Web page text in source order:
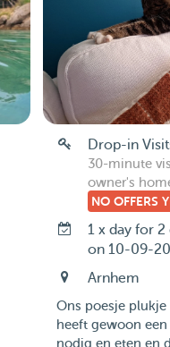
Drop-in
30-minute
owner's
NO OFFERS
1 x day for 2
on 10-09-
Arnhem
Ons poesje plukje
heeft gewoon
nodig en eten en